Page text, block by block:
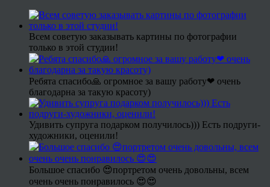
Всем советую заказывать картины по фотографии
только в этой студии!
Ребята спасибо🙏 огромное за вашу работу❤ очень
благодарна за такую красоту)
Удивить супруга подарком получилось))) Есть подруги-
художники, оценили!
Большое спасибо 😍портретом очень довольны, всем
очень очень понравилось 😍😍